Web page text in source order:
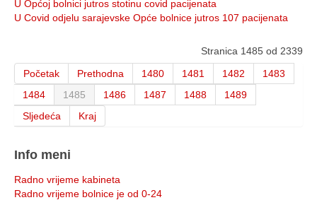
U Općoj bolnici jutros stotinu covid pacijenata
U Covid odjelu sarajevske Opće bolnice jutros 107 pacijenata
Stranica 1485 od 2339
Početak
Prethodna 1480 1481 1482
1483
1484
1485 1486 1487 1488
1489
Sljedeća
Kraj
Info meni
Radno vrijeme kabineta
Radno vrijeme bolnice je od 0-24